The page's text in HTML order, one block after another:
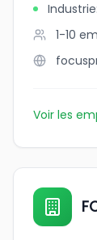
Industrie
1-10
Voir les